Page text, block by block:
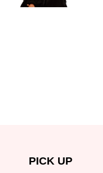
PICK UP